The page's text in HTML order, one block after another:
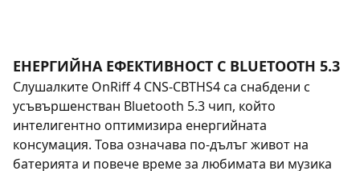
ЕНЕРГИЙНА ЕФЕКТИВНОСТ С BLUETOOTH 5.3
Слушалките OnRiff 4 CNS-CBTHS4 са снабдени с
усъвършенстван Bluetooth 5.3 чип, който
интелигентно оптимизира енергийната
консумация. Това означава по-дълъг живот на
батерията и повече време за любимата ви музика